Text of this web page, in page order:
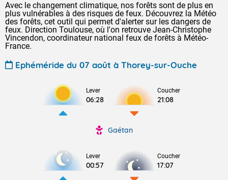
Avec le changement climatique, nos forêts sont de plus en
plus vulnérables à des risques de feux. Découvrez la Météo
des forêts, cet outil qui permet d'alerter sur les dangers de
feux. Direction Toulouse, où l'on retrouve Jean-Christophe
Vincendon, coordinateur national feux de forêts à Météo-
France.
Ephéméride du 07 août à Thorey-sur-Ouche
Lever
06:28
Coucher
21:08
Gaétan
Lever
00:57
Coucher
17:07